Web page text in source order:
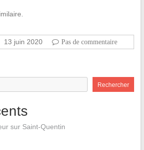
13 juin 2020 Pas de commentaire
Rechercher
sur Saint-Quentin